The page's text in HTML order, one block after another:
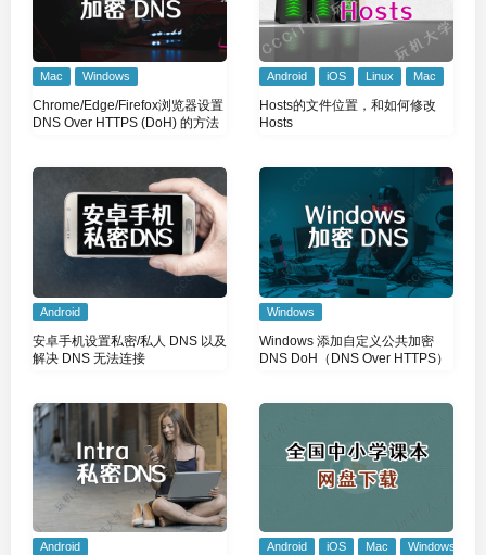
Mac Windows
Chrome/Edge/Firefox浏览器设置
DNS Over HTTPS (DoH) 的方法
Android iOS Linux Mac
Hosts的文件位置，和如何修改
Hosts
Android
安卓手机设置私密/私人 DNS 以及
解决 DNS 无法连接
Windows
Windows 添加自定义公共加密
DNS DoH（DNS Over HTTPS）
Android Android iOS Mac Windows